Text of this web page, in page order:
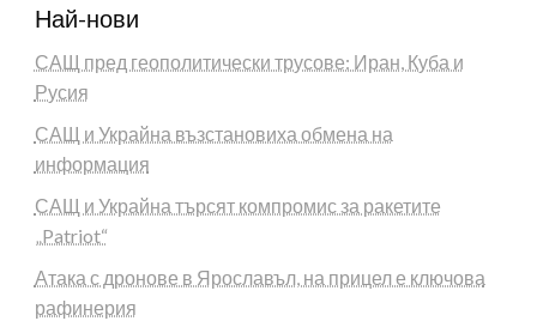
Най-нови
САЩ пред геополитически трусове: Иран, Куба и
Русия
САЩ и Украйна възстановиха обмена на
информация
САЩ и Украйна търсят компромис за ракетите
„Patriot“
Атака с дронове в Ярославъл, на прицел е ключова
рафинерия